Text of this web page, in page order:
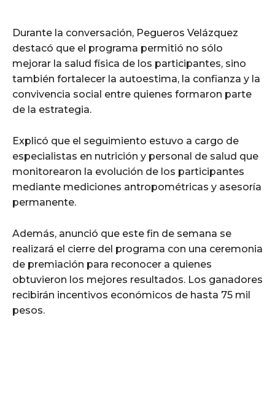
Durante la conversación, Pegueros Velázquez
destacó que el programa permitió no sólo
mejorar la salud física de los participantes, sino
también fortalecer la autoestima, la confianza y la
convivencia social entre quienes formaron parte
de la estrategia.
Explicó que el seguimiento estuvo a cargo de
especialistas en nutrición y personal de salud que
monitorearon la evolución de los participantes
mediante mediciones antropométricas y asesoría
permanente.
Además, anunció que este fin de semana se
realizará el cierre del programa con una ceremonia
de premiación para reconocer a quienes
obtuvieron los mejores resultados. Los ganadores
recibirán incentivos económicos de hasta 75 mil
pesos.